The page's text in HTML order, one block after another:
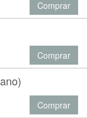
Comprar
Comprar
Comprar